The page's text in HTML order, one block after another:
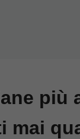
più
mai